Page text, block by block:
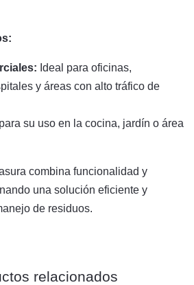
Ideal para oficinas,
y áreas con alto tráfico de
su uso en la cocina, jardín o área
combina funcionalidad y
una solución eficiente y
de residuos.
relacionados